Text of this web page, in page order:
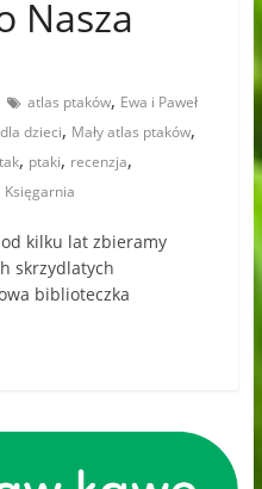
Nasza
atlas ptaków, Ewa i Paweł
dzieci, Mały atlas ptaków,
, ptaki, recenzja,
kilku lat zbieramy
skrzydlatych
biblioteczka